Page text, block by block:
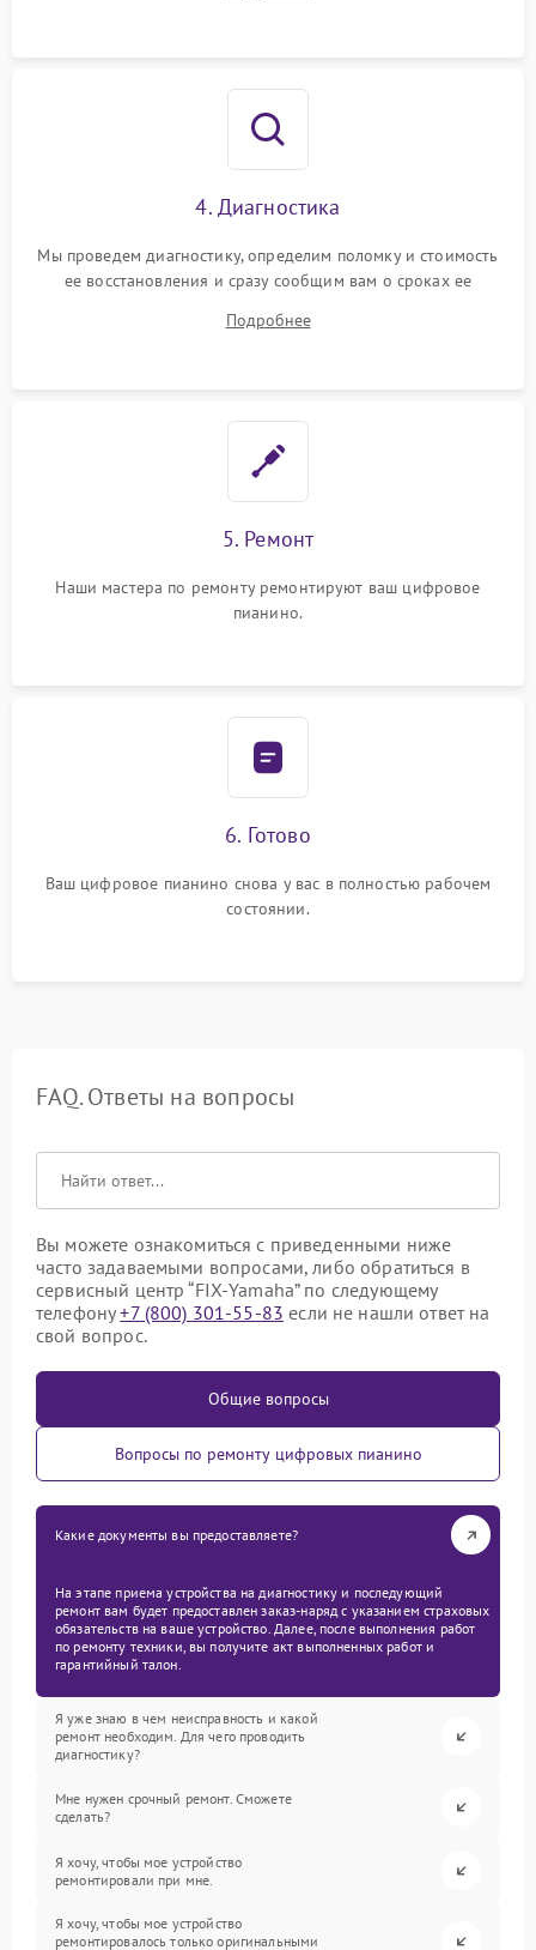
4. Диагностика
Мы проведем диагностику, определим поломку и стоимость
ее восстановления и сразу сообщим вам о сроках ее
Подробнее
5. Ремонт
Наши мастера по ремонту ремонтируют ваш цифровое
пианино.
6. Готово
Ваш цифровое пианино снова у вас в полностью рабочем
состоянии.
FAQ. Ответы на вопросы
Вы можете ознакомиться с приведенными ниже
часто задаваемыми вопросами, либо обратиться в
сервисный центр “FIX-Yamaha” по следующему
телефону+7 (800) 301-55-83 если не нашли ответ на
свой вопрос.
Общие вопросы
Вопросы по ремонту цифровых пианино
Какие документы вы предоставляете?
На этапе приема устройства на диагностику и последующий
ремонт вам будет предоставлен заказ-наряд с указанием страховых
обязательств на ваше устройство. Далее, после выполнения работ
по ремонту техники, вы получите акт выполненных работ и
гарантийный талон.
Я уже знаю в чем неисправность и какой
ремонт необходим. Для чего проводить
диагностику?
Мне нужен срочный ремонт. Сможете
сделать?
Я хочу, чтобы мое устройство
ремонтировали при мне.
Я хочу, чтобы мое устройство
ремонтировалось только оригинальными